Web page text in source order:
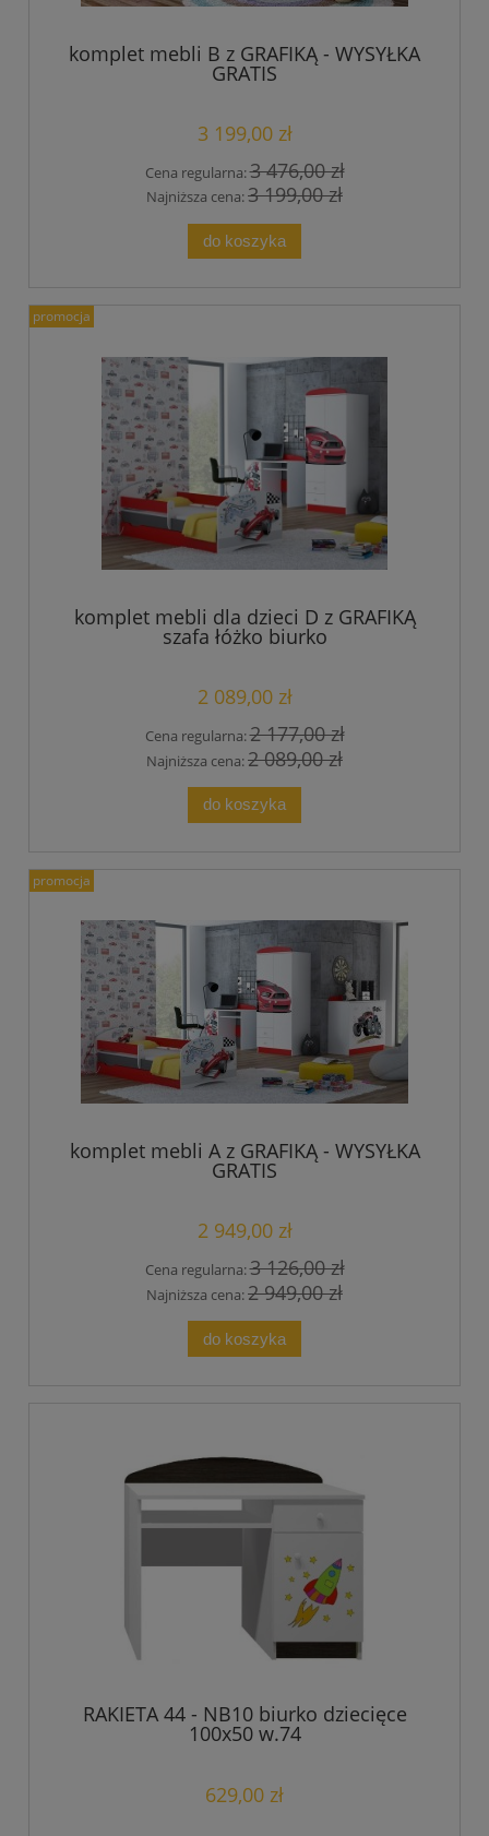
komplet mebli B z GRAFIKĄ - WYSYŁKA
GRATIS
3 199,00 zł
Cena regularna:3 476,00 zł
Najniższa cena:3 199,00 zł
do koszyka
komplet mebli dla dzieci D z GRAFIKĄ
szafa łóżko biurko
2 089,00 zł
Cena regularna:2 177,00 zł
Najniższa cena:2 089,00 zł
do koszyka
promocja
komplet mebli A z GRAFIKĄ - WYSYŁKA
GRATIS
2 949,00 zł
Cena regularna:3 126,00 zł
Najniższa cena:2 949,00 zł
do koszyka
promocja
RAKIETA 44 - NB10 biurko dziecięce
100x50 w.74
629,00 zł